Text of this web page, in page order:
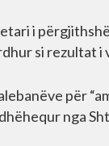
i
si rezultat
për
nga